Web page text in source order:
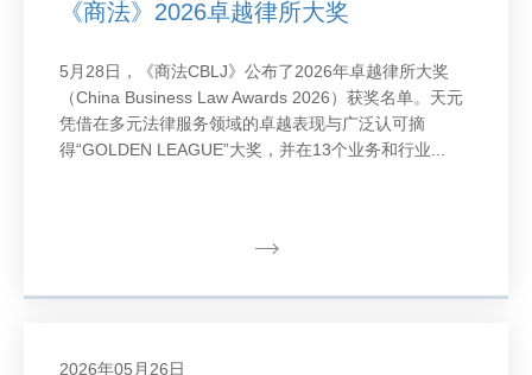
《商法》2026卓越律所大奖
5月28日，《商法CBLJ》公布了2026年卓越律所大奖
（China Business Law Awards 2026）获奖名单。天元
凭借在多元法律服务领域的卓越表现与广泛认可摘
得“GOLDEN LEAGUE”大奖，并在13个业务和行业...
2026年05月26日